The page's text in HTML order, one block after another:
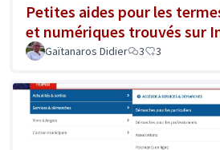
Petites aides pour les
et numériques trouvés sur
Gaïtanaros Didier 3 3